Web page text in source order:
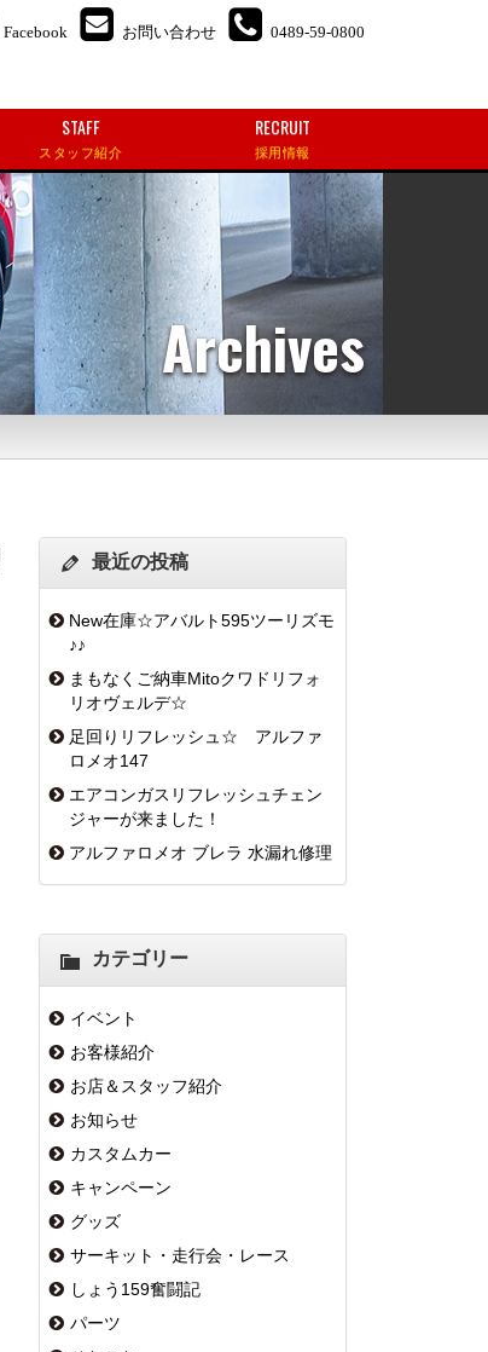
Facebook お問い合わせ 0489-59-0800
STAFF
スタッフ紹介
RECRUIT
採用情報
Archives
最近の投稿
New在庫☆アバルト595ツーリズモ
♪♪
まもなくご納車Mitoクワドリフォ
リオヴェルデ☆
足回りリフレッシュ☆ アルファ
ロメオ147
エアコンガスリフレッシュチェン
ジャーが来ました！
アルファロメオ ブレラ 水漏れ修理
カテゴリー
イベント
お客様紹介
お店＆スタッフ紹介
お知らせ
カスタムカー
キャンペーン
グッズ
サーキット・走行会・レース
しょう159奮闘記
パーツ